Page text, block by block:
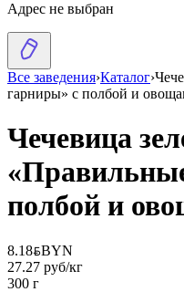
Адрес не выбран
Все заведения›Каталог›
гарниры» с полбой и
Чечевица
полбой и
8.18BYNBYN
27.27 руб/кг
300 г